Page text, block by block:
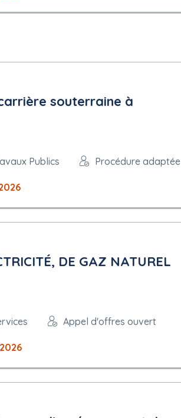
souterraine à
Publics Procédure adaptée
DE GAZ NATUREL
Appel d'offres ouvert